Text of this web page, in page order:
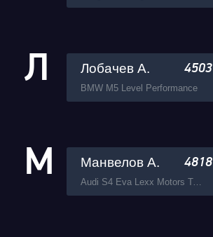
Л Лобачев А. 4503
BMW M5 Level Performance
М Манвелов А. 4818
Audi S4 Eva Lexx Motors Team